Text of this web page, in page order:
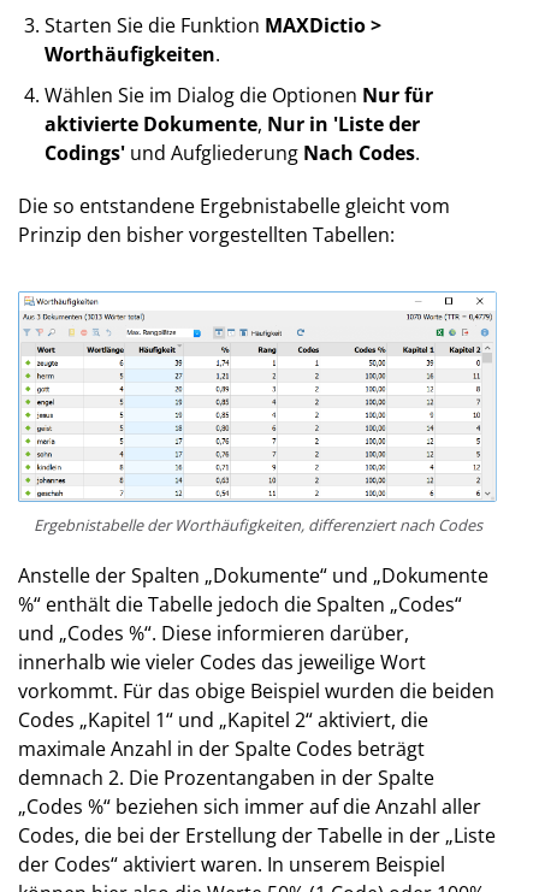
Starten Sie die Funktion MAXDictio >
Worthäufigkeiten.
Wählen Sie im Dialog die Optionen Nur für
aktivierte Dokumente, Nur in 'Liste der
Codings' und Aufgliederung Nach Codes.
Die so entstandene Ergebnistabelle gleicht vom
Prinzip den bisher vorgestellten Tabellen:
Ergebnistabelle der Worthäufigkeiten, differenziert nach Codes
Anstelle der Spalten „Dokumente“ und „Dokumente
%“ enthält die Tabelle jedoch die Spalten „Codes“
und „Codes %“. Diese informieren darüber,
innerhalb wie vieler Codes das jeweilige Wort
vorkommt. Für das obige Beispiel wurden die beiden
Codes „Kapitel 1“ und „Kapitel 2“ aktiviert, die
maximale Anzahl in der Spalte Codes beträgt
demnach 2. Die Prozentangaben in der Spalte
„Codes %“ beziehen sich immer auf die Anzahl aller
Codes, die bei der Erstellung der Tabelle in der „Liste
der Codes“ aktiviert waren. In unserem Beispiel